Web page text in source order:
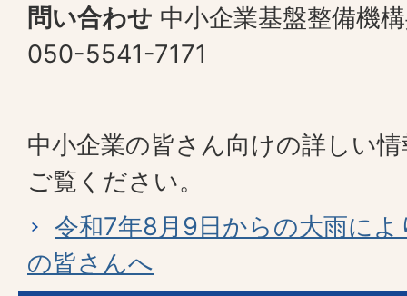
問い合わせ 中小企業基盤整備機
050-5541-7171
中小企業の皆さん向けの詳しい
ご覧ください。
令和7年8月9日からの大雨に
の皆さんへ